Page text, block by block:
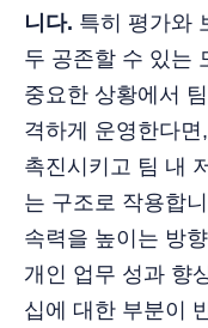
니다. 특히 평가와
두 공존할 수 있는
중요한 상황에서
격하게 운영한다
촉진시키고 팀 내
는 구조로 작용합
속력을 높이는 방
개인 업무 성과 향
십에 대한 부분이